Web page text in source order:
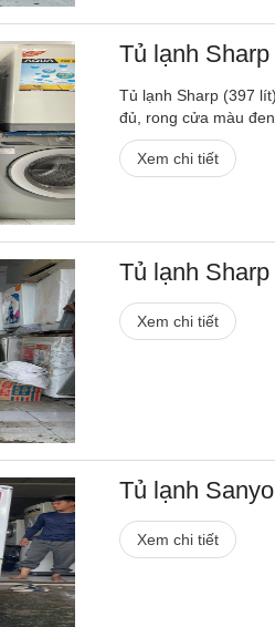
Tủ lạnh
Tủ lạnh Sharp (397
đủ, rong cửa màu
Xem chi tiết
Tủ lạnh
Xem chi tiết
Tủ lạnh
Xem chi tiết